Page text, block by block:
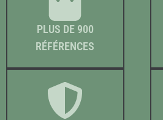
PLUS DE 900
RÉFÉRENCES